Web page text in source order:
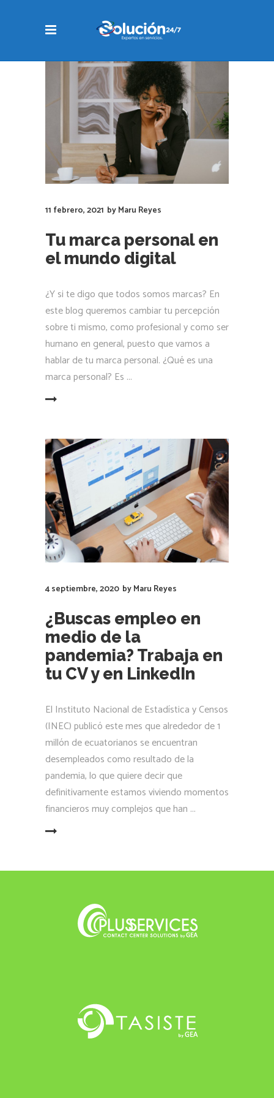
11 febrero, 2021 byMaru Reyes
Tu marca personal en
el mundo digital
¿Y si te digo que todos somos marcas? En
este blog queremos cambiar tu percepción
sobre ti mismo, como profesional y como ser
humano en general, puesto que vamos a
hablar de tu marca personal. ¿Qué es una
marca personal? Es
4 septiembre, 2020 byMaru Reyes
¿Buscas empleo en
medio de la
pandemia? Trabaja en
tu CV y en LinkedIn
El Instituto Nacional de Estadística y Censos
(INEC) publicó este mes que alrededor de 1
millón de ecuatorianos se encuentran
desempleados como resultado de la
pandemia, lo que quiere decir que
definitivamente estamos viviendo momentos
financieros muy complejos que han